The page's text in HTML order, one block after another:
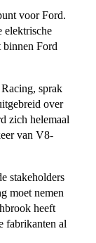
voor Ford.
elektrische
binnen Ford
sprak
over
zich helemaal
van V8-
stakeholders
moet nemen
heeft
fabrikanten al